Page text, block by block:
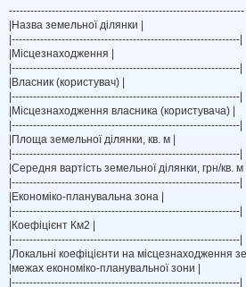
------------------------------------------------------------------
|Назва земельної ділянки |
|----------------------------------------------------------------|
|Місцезнаходження |
|----------------------------------------------------------------|
|Власник (користувач) |
|----------------------------------------------------------------|
|Місцезнаходження власника (користувача) |
|----------------------------------------------------------------|
|Площа земельної ділянки, кв. м |
|----------------------------------------------------------------|
|Середня вартість земельної ділянки, грн/кв. м |
|----------------------------------------------------------------|
|Економіко-планувальна зона |
|----------------------------------------------------------------|
|Коефіцієнт Км2 |
|----------------------------------------------------------------|
|Локальні коефіцієнти на місцезнаходження
|межах економіко-планувальної зони |
|----------------------------------------------------------------|